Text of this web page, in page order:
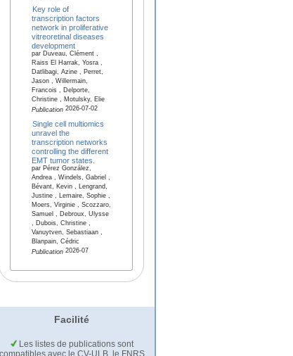
Key role of
transcription factors
network in proliferative
vitreoretinal diseases
development
par Duveau, Clément ,
Raiss El Harrak, Yosra ,
Datlibagi, Azine , Perret,
Jason , Willermain,
Francois , Delporte,
Christine , Motulsky, Elie
Publication2026-07-02
Single cell multiomics
unravel the
transcription networks
controlling the different
EMT tumor states.
par Pérez González,
Andrea , Windels, Gabriel ,
Bévant, Kevin , Lengrand,
Justine , Lemaire, Sophie ,
Moers, Virginie , Scozzaro,
Samuel , Debroux, Ulysse
, Dubois, Christine ,
Vanuytven, Sebastiaan ,
Blanpain, Cédric
Publication2026-07
Facilité
Les listes de publications sont